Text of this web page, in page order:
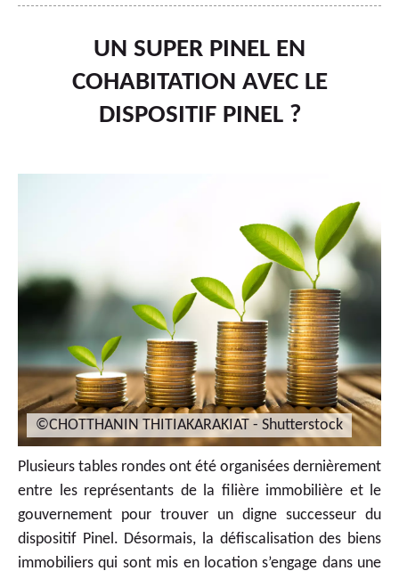
UN SUPER PINEL EN
COHABITATION AVEC LE
DISPOSITIF PINEL ?
©CHOTTHANIN THITIAKARAKIAT - Shutterstock
Plusieurs tables rondes ont été organisées dernièrement
entre les représentants de la filière immobilière et le
gouvernement pour trouver un digne successeur du
dispositif Pinel. Désormais, la défiscalisation des biens
immobiliers qui sont mis en location s’engage dans une